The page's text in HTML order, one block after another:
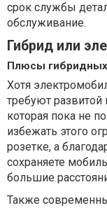
срок службы
обслуживание.
Гибрид или
Плюсы гибридных
Хотя
требуют развитой
которая пока не
избежать этого
розетке, а
сохраняете
большие
Также